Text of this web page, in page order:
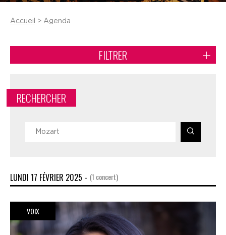
Accueil > Agenda
LUNDI 17 FÉVRIER 2025 - (1 concert)
VOIX
FILTRER
RECHERCHER